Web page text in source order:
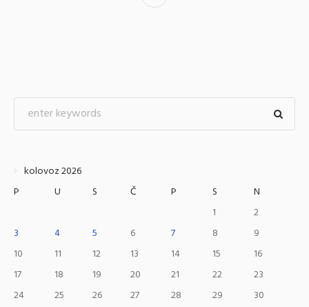
kolovoz 2026
P
U S Č P S
N
1
2
3
4 5 6 7 8
9
10
11 12 13 14 15
16
17
18 19 20 21 22
23
24
25 26 27 28 29
30